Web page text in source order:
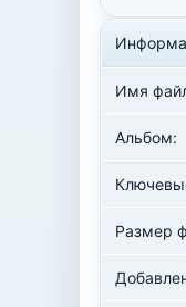
Имя
Альбом:
Размер